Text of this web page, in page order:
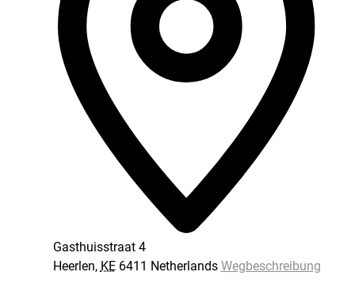
Gasthuisstraat 4
Heerlen, KE 6411 Netherlands Wegbeschreibung